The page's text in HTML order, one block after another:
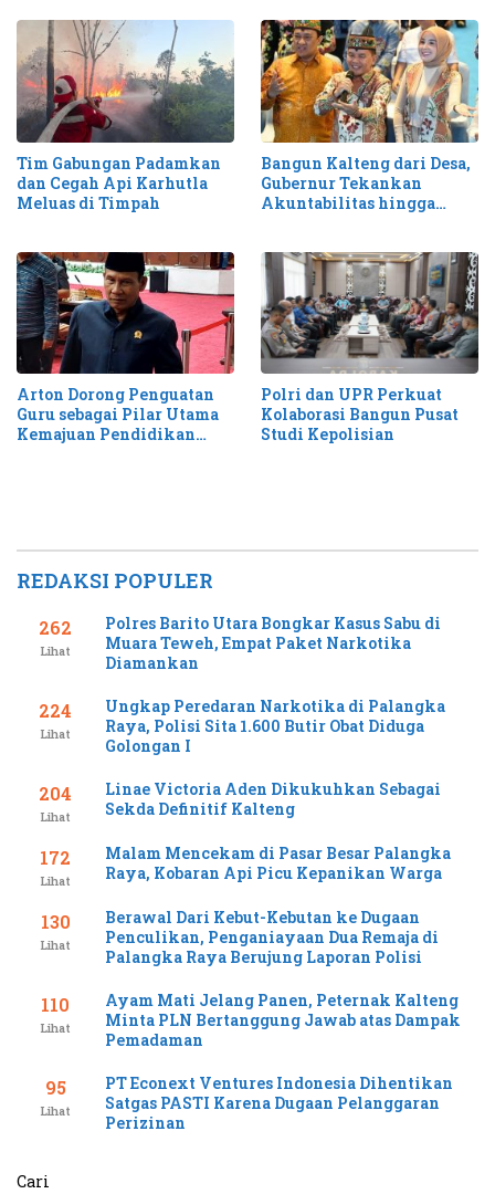
Tim Gabungan Padamkan
dan Cegah Api Karhutla
Meluas di Timpah
Bangun Kalteng dari Desa,
Gubernur Tekankan
Akuntabilitas hingga
Arton Dorong Penguatan
Guru sebagai Pilar Utama
Kemajuan Pendidikan
Polri dan UPR Perkuat
Kolaborasi Bangun Pusat
Studi Kepolisian
REDAKSI POPULER
262
Lihat
Polres Barito Utara Bongkar Kasus Sabu di
Muara Teweh, Empat Paket Narkotika
Diamankan
224
Lihat
Ungkap Peredaran Narkotika di Palangka
Raya, Polisi Sita 1.600 Butir Obat Diduga
Golongan I
204
Lihat
Linae Victoria Aden Dikukuhkan Sebagai
Sekda Definitif Kalteng
172
Lihat
Malam Mencekam di Pasar Besar Palangka
Raya, Kobaran Api Picu Kepanikan Warga
130
Lihat
Berawal Dari Kebut-Kebutan ke Dugaan
Penculikan, Penganiayaan Dua Remaja di
Palangka Raya Berujung Laporan Polisi
110
Lihat
Ayam Mati Jelang Panen, Peternak Kalteng
Minta PLN Bertanggung Jawab atas Dampak
Pemadaman
95
Lihat
PT Econext Ventures Indonesia Dihentikan
Satgas PASTI Karena Dugaan Pelanggaran
Perizinan
Cari